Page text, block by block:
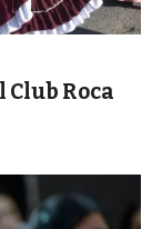
Club Roca